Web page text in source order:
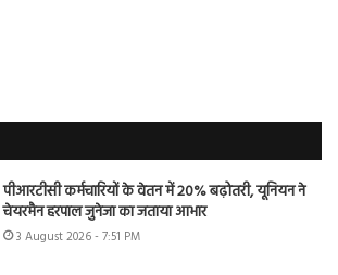
पीआरटीसी कर्मचारियों के वेतन में 20% बढ़ोतरी, यूनियन ने
चेयरमैन हरपाल जुनेजा का जताया आभार
3 August 2026 - 7:51 PM